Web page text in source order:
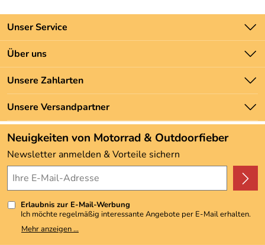
Unser Service
Kontakt
Batteriegesetz
Newsletter
Zahlung und Versand
Über uns
Unsere Bestseller
Marken
Neu
Angebote
Kundenbewertungen (3.492)
4,9/5*****
Unsere Zahlarten
Unsere Versandpartner
Neuigkeiten von Motorrad & Outdoorfieber
Newsletter anmelden & Vorteile sichern
Erlaubnis zur E-Mail-Werbung
Ich möchte regelmäßig interessante Angebote per E-Mail erhalten.
Meine E-Mail-Adresse wird nicht an andere Unternehmen
weitergegeben. Zu statistischen Zwecken wird in anonymer Form
Mehr anzeigen ...